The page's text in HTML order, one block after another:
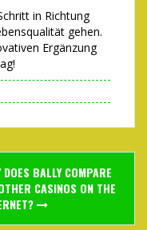
in Richtung
gehen.
Ergänzung
DOES BALLY COMPARE
CASINOS ON THE